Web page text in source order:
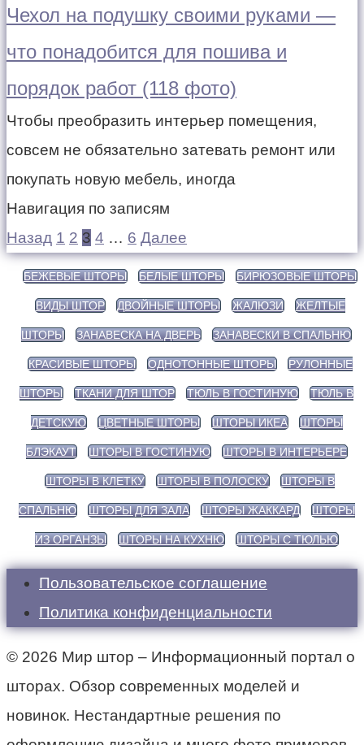
Чехол на подушку своими руками —
что понадобится для пошива и
порядок работ (118 фото)
Чтобы преобразить интерьер помещения,
совсем не обязательно затевать ремонт или
покупать новую мебель, иногда
Навигация по записям
Назад 1 2 3 4 … 6 Далее
БЕЖЕВЫЕ ШТОРЫ БЕЛЫЕ ШТОРЫ БИРЮЗОВЫЕ ШТОРЫ
ВИДЫ ШТОР ДВОЙНЫЕ ШТОРЫ ЖАЛЮЗИ ЖЕЛТЫЕ
ШТОРЫ ЗАНАВЕСКА НА ДВЕРЬ ЗАНАВЕСКИ В СПАЛЬНЮ
КРАСИВЫЕ ШТОРЫ ОДНОТОННЫЕ ШТОРЫ РУЛОННЫЕ
ШТОРЫ ТКАНИ ДЛЯ ШТОР ТЮЛЬ В ГОСТИНУЮ ТЮЛЬ В
ДЕТСКУЮ ЦВЕТНЫЕ ШТОРЫ ШТОРЫ ИКЕА ШТОРЫ
БЛЭКАУТ ШТОРЫ В ГОСТИНУЮ ШТОРЫ В ИНТЕРЬЕРЕ
ШТОРЫ В КЛЕТКУ ШТОРЫ В ПОЛОСКУ ШТОРЫ В
СПАЛЬНЮ ШТОРЫ ДЛЯ ЗАЛА ШТОРЫ ЖАККАРД ШТОРЫ
ИЗ ОРГАНЗЫ ШТОРЫ НА КУХНЮ ШТОРЫ С ТЮЛЬЮ
Пользовательское соглашение
Политика конфиденциальности
© 2026 Мир штор – Информационный портал о
шторах. Обзор современных моделей и
новинок. Нестандартные решения по